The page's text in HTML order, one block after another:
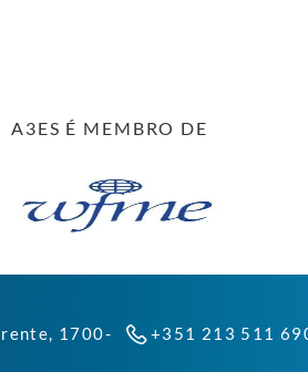
A3ES É MEMBRO DE
1700-
+351 213 511